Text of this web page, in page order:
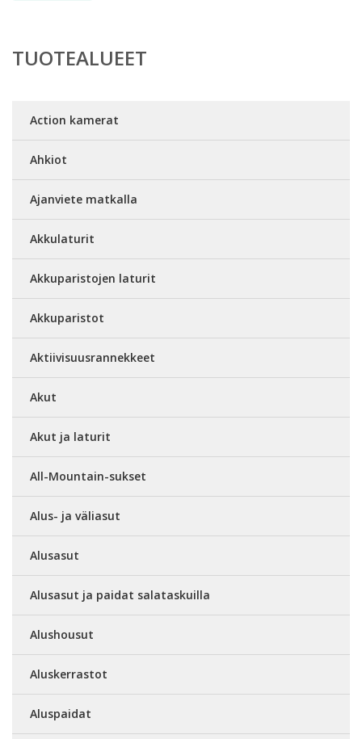
TUOTEALUEET
Action kamerat
Ahkiot
Ajanviete matkalla
Akkulaturit
Akkuparistojen laturit
Akkuparistot
Aktiivisuusrannekkeet
Akut
Akut ja laturit
All-Mountain-sukset
Alus- ja väliasut
Alusasut
Alusasut ja paidat salataskuilla
Alushousut
Aluskerrastot
Aluspaidat